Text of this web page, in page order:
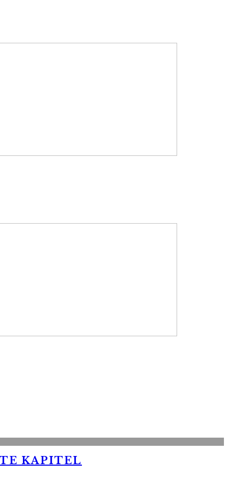
KAPITEL